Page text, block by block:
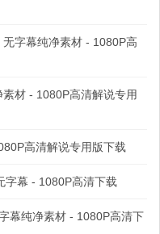
字幕纯净素材 - 1080P高
材 - 1080P高清解说专用
高清解说专用版下载
字幕 - 1080P高清下载
幕纯净素材 - 1080P高清下